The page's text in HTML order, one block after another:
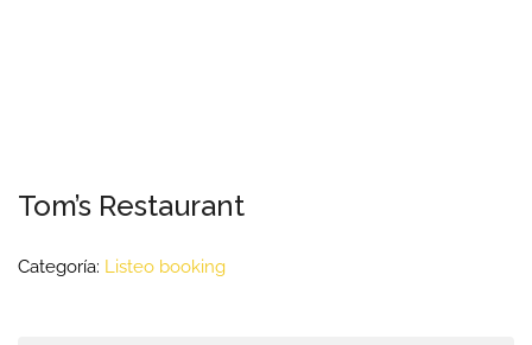
Tom’s Restaurant
Categoría: Listeo booking